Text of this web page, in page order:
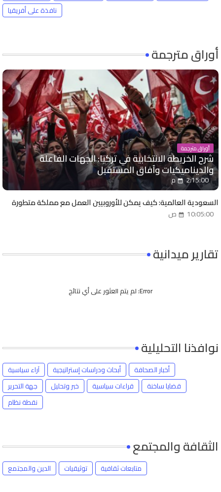
نافذة على أفريقيا
أوراق مترجمة
أوراق مترجمة
شرح الخريطة الانتخابية في تركيا: الجهات الفاعلة
والديناميكيات وآفاق المستقبل
2:15:00 م
السعودية العالمية: كيف يمكن للأوروبيين العمل مع مملكة متطورة
10:05:00 ص
تقارير ميدانية
Error: لم يتم العثور على أي نتائج
نوافذنا التحليلية
آراء سياسية أبحاث ودراسات إستراتيجية
أخبار الصحافة
جهة التحرير
خبر وتحليل قراءات سياسية
قضايا ساخنة
نقطة نظام
الثقافة والمجتمع
الدين والمجتمع توثيقيات متابعات ثقافية